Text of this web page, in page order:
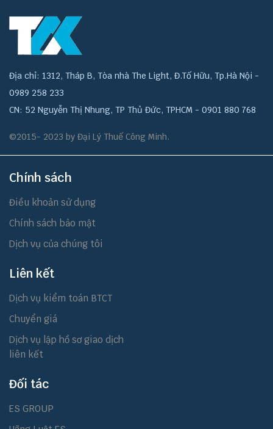
Địa chỉ: 1312, Tháp B, Tòa nhà The Light, Đ.Tố Hữu, Tp.Hà Nội -
0989 258 233
CN: 52 Nguyễn Thị Nhung, TP Thủ Đức, TPHCM - 0901 880 768
©2015- 2023 by Đại Lý Thuế Công Minh.
Chính sách
Điều khoản sử dụng
Chính sách bảo mật
Dịch vụ của chúng tôi
Liên kết
Dịch vụ kiểm toán BTCT
Chuyển giá
Dịch vụ lập hồ sơ giao dịch
liên kết
Đối tác
ES GROUP